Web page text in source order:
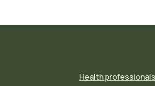
Health professionals